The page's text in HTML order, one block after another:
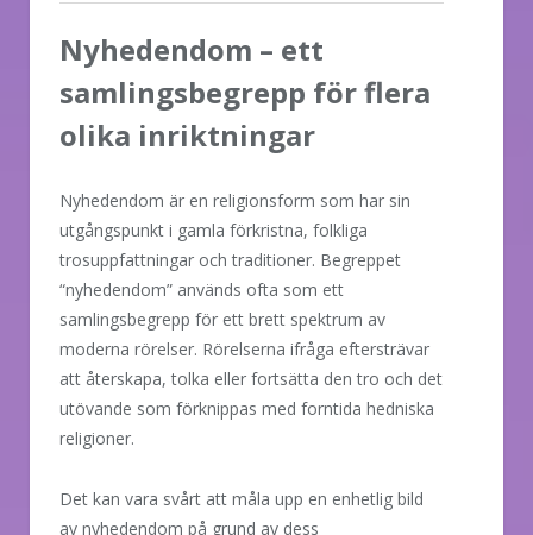
Nyhedendom – ett
samlingsbegrepp för flera
olika inriktningar
Nyhedendom är en religionsform som har sin
utgångspunkt i gamla förkristna, folkliga
trosuppfattningar och traditioner. Begreppet
“nyhedendom” används ofta som ett
samlingsbegrepp för ett brett spektrum av
moderna rörelser. Rörelserna ifråga eftersträvar
att återskapa, tolka eller fortsätta den tro och det
utövande som förknippas med forntida hedniska
religioner.
Det kan vara svårt att måla upp en enhetlig bild
av nyhedendom på grund av dess